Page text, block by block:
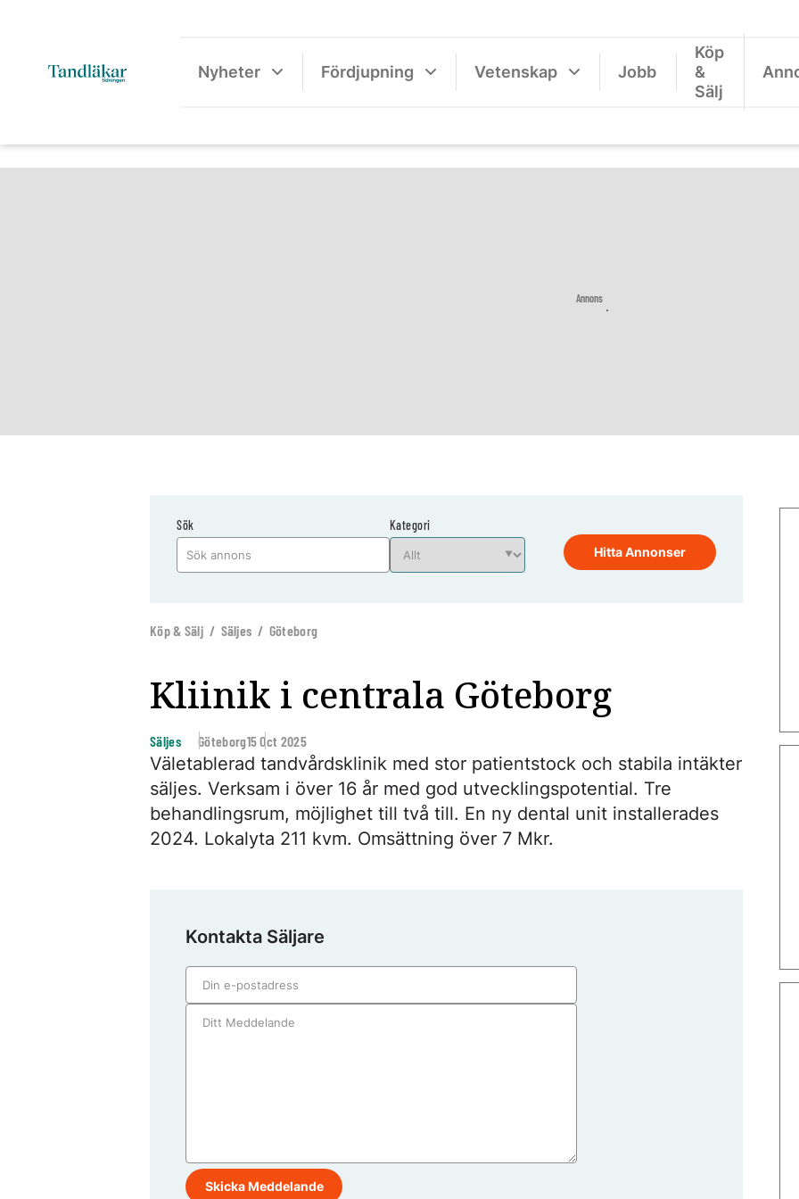
Nyheter Fördjupning Vetenskap Jobb
Köp
&
Sälj
Annons
Sök
Kategori
Hitta Annonser
Köp & Sälj / Säljes / Göteborg
Kliinik i centrala Göteborg
Säljes Göteborg15 Oct 2025
Väletablerad tandvårdsklinik med stor patientstock och stabila intäkter
säljes. Verksam i över 16 år med god utvecklingspotential. Tre
behandlingsrum, möjlighet till två till. En ny dental unit installerades
2024. Lokalyta 211 kvm. Omsättning över 7 Mkr.
Kontakta Säljare